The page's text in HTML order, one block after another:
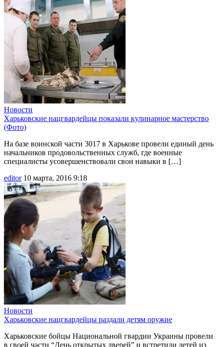
Новости
Харьковские нацгвардейцы показали кулинарное мастерство
(Фото)
На базе воинской части 3017 в Харькове провели единый день
начальников продовольственных служб, где военные
специалисты усовершенствовали свои навыки в […]
editor 10 марта, 2016 9:18
Новости
Харьковские нацгвардейцы раздали детям оружие
Харьковские бойцы Национальной гвардии Украины провели
в своей части “День открытых дверей” и встретили детей из